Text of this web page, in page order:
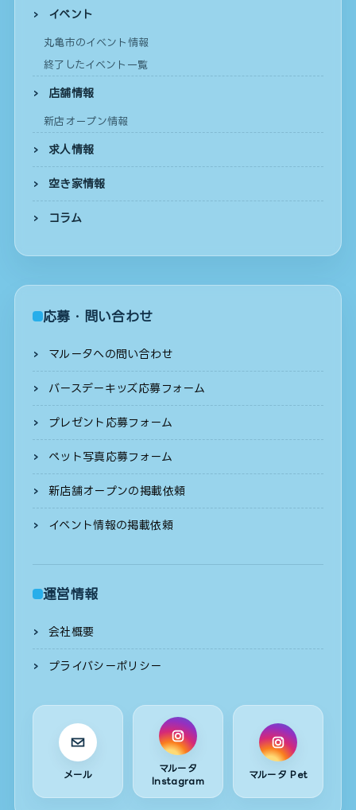
イベント
丸亀市のイベント情報
終了したイベント一覧
店舗情報
新店オープン情報
求人情報
空き家情報
コラム
応募・問い合わせ
マルータへの問い合わせ
バースデーキッズ応募フォーム
プレゼント応募フォーム
ペット写真応募フォーム
新店舗オープンの掲載依頼
イベント情報の掲載依頼
運営情報
会社概要
プライバシーポリシー
メール
マルータ
Instagram
マルータ Pet